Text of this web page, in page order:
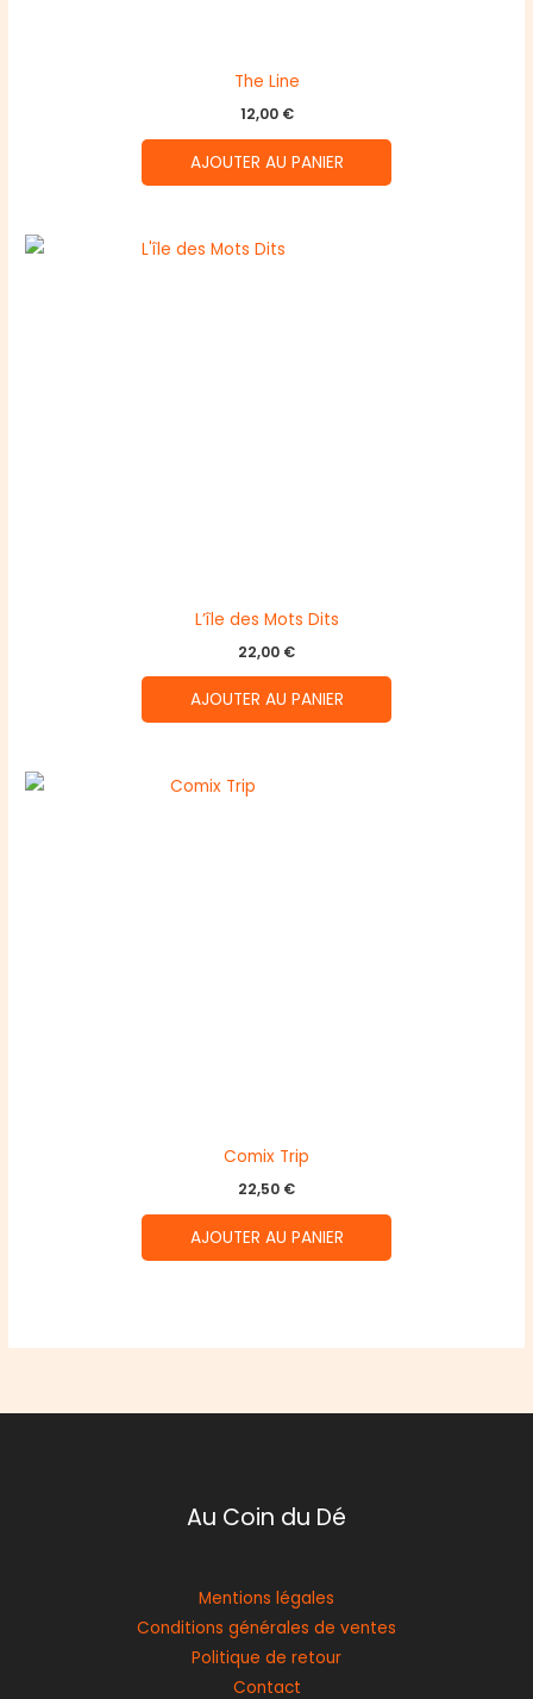
The Line
12,00 €
AJOUTER AU PANIER
L’île des Mots Dits
22,00 €
AJOUTER AU PANIER
Comix Trip
22,50 €
AJOUTER AU PANIER
Au Coin du Dé
Mentions légales
Conditions générales de ventes
Politique de retour
Contact